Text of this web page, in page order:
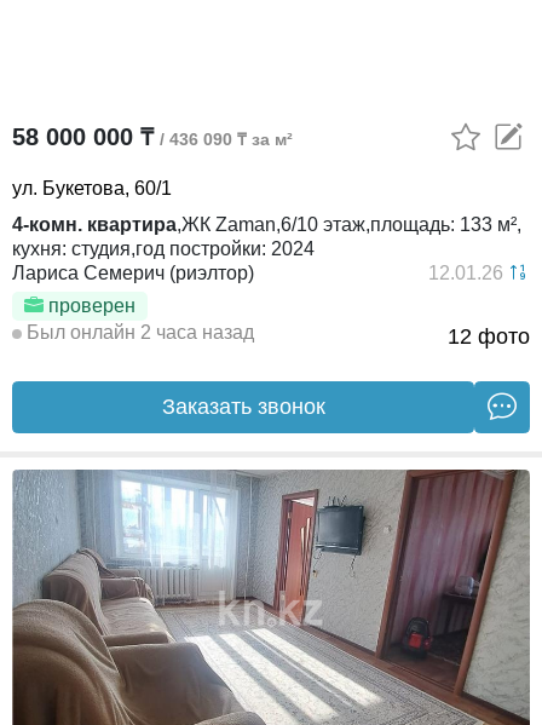
12 фото
58 000 000 ₸ / 436 090 ₸ за м²
ул. Букетова, 60/1
4-комн. квартира,ЖК Zaman,6/10 этаж,площадь: 133 м²,
кухня: студия,год постройки: 2024
Лариса Семерич (риэлтор)
проверен
12.01.26
Был онлайн 2 часа назад
Заказать звонок